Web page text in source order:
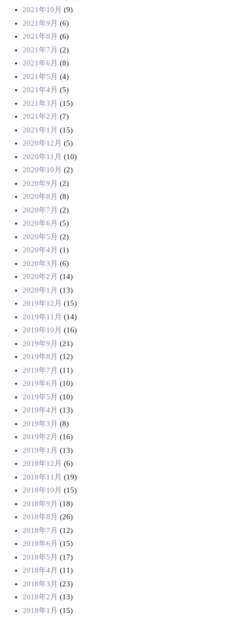
2021年10月 (9)
2021年9月 (6)
2021年8月 (6)
2021年7月 (2)
2021年6月 (8)
2021年5月 (4)
2021年4月 (5)
2021年3月 (15)
2021年2月 (7)
2021年1月 (15)
2020年12月 (5)
2020年11月 (10)
2020年10月 (2)
2020年9月 (2)
2020年8月 (8)
2020年7月 (2)
2020年6月 (5)
2020年5月 (2)
2020年4月 (1)
2020年3月 (6)
2020年2月 (14)
2020年1月 (13)
2019年12月 (15)
2019年11月 (14)
2019年10月 (16)
2019年9月 (21)
2019年8月 (12)
2019年7月 (11)
2019年6月 (10)
2019年5月 (10)
2019年4月 (13)
2019年3月 (8)
2019年2月 (16)
2019年1月 (13)
2018年12月 (6)
2018年11月 (19)
2018年10月 (15)
2018年9月 (18)
2018年8月 (26)
2018年7月 (12)
2018年6月 (15)
2018年5月 (17)
2018年4月 (11)
2018年3月 (23)
2018年2月 (13)
2018年1月 (15)